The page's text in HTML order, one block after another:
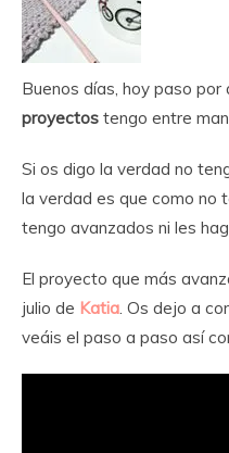
Buenos días, hoy paso
proyectos tengo entre
Si os digo la verdad no
la verdad es que como no
tengo avanzados ni les
El proyecto que más
julio de Katia. Os dejo a
veáis el paso a paso así